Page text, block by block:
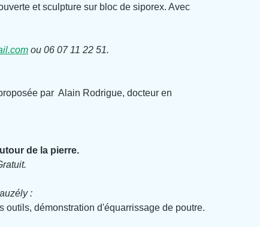
et sculpture sur bloc de siporex. Avec
ou 06 07 11 22 51.
par  Alain Rodrigue, docteur en
de la pierre.
:
outils, démonstration d'équarrissage de poutre.